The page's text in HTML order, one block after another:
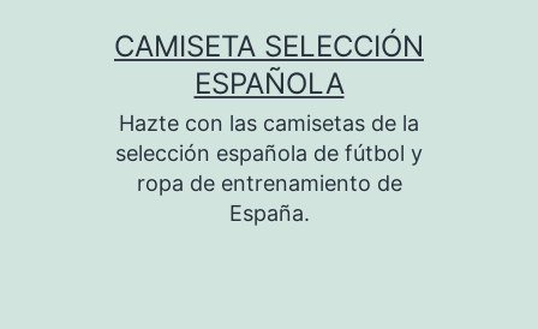
CAMISETA SELECCIÓN
ESPAÑOLA
Hazte con las camisetas de la
selección española de fútbol y
ropa de entrenamiento de
España.